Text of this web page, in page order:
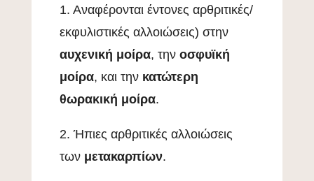
1. Αναφέρονται έντονες αρθριτικές/
εκφυλιστικές αλλοιώσεις) στην
αυχενική μοίρα, την οσφυϊκή
μοίρα, και την κατώτερη
θωρακική μοίρα.
2. Ήπιες αρθριτικές αλλοιώσεις
των μετακαρπίων.